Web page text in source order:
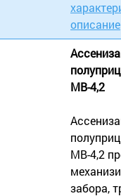
описание
МВ-4,2
МВ-4,2
забора,